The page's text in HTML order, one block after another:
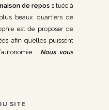
de repos située à
beaux quartiers de
est de proposer de
afin qu’elles puissent
: Nous vous
SITE